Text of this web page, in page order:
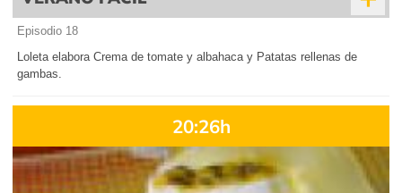
Episodio 18
Loleta elabora Crema de tomate y albahaca y Patatas rellenas de
gambas.
20:26h